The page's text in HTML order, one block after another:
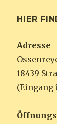
HIER
Adresse
18439
(Eingang